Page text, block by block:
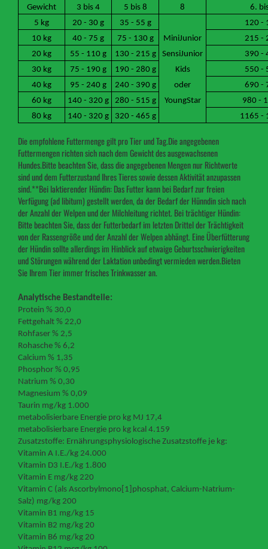
Gewicht
3 bis 4 5 bis 8 8
6.
5 kg
20 - 30 g 35 - 55 g
120 -
10 kg
40 - 75 g 75 - 130 g MiniJunior
215 -
20 kg
55 - 110 g 130 - 215 g SensiJunior
390 -
30 kg
75 - 190 g 190 - 280 g Kids
550 -
40 kg
95 - 240 g 240 - 390 g oder
690 -
60 kg
140 - 320 g 280 - 515 g YoungStar
980 -
80 kg
140 - 320 g 320 - 465 g 1165 -
Die empfohlene Futtermenge gilt pro Tier und Tag.Die angegebenen
Futtermengen richten sich nach dem Gewicht des ausgewachsenen
Hundes.Bitte beachten Sie, dass die angegebenen Mengen nur Richtwerte
sind und dem Futterzustand Ihres Tieres sowie dessen Aktivität anzupassen
sind.**Bei laktierender Hündin: Das Futter kann bei Bedarf zur freien
Verfügung (ad libitum) gestellt werden, da der Bedarf der Hünndin sich nach
der Anzahl der Welpen und der Milchleitung richtet. Bei trächtiger Hündin:
Bitte beachten Sie, dass der Futterbedarf im letzten Drittel der Trächtigkeit
von der Rassengröße und der Anzahl der Welpen abhängt. Eine Überfütterung
der Hündin sollte allerdings im Hinblick auf etwaige Geburtsschwierigkeiten
und Störungen während der Laktation unbedingt vermieden werden.Bieten
Sie Ihrem Tier immer frisches Trinkwasser an.
Analytische Bestandteile:
Protein % 30,0
Fettgehalt % 22,0
Rohfaser % 2,5
Rohasche % 6,2
Calcium % 1,35
Phosphor % 0,95
Natrium % 0,30
Magnesium % 0,09
Taurin mg/kg 1.000
metabolisierbare Energie pro kg MJ 17,4
metabolisierbare Energie pro kg kcal 4.159
Zusatzstoffe: Ernährungsphysiologische Zusatzstoffe je kg:
Vitamin A I.E./kg 24.000
Vitamin D3 I.E./kg 1.800
Vitamin E mg/kg 220
Vitamin C (als Ascorbylmono [1] phosphat, Calcium-Natrium-
Salz) mg/kg 200
Vitamin B1 mg/kg 15
Vitamin B2 mg/kg 20
Vitamin B6 mg/kg 20